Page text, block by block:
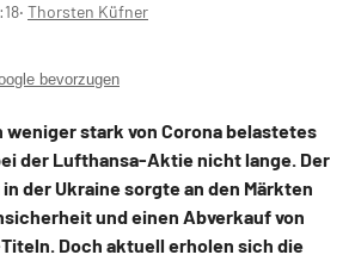
‧ Thorsten Küfner
bevorzugen
weniger stark von Corona belastetes
der Lufthansa-Aktie nicht lange. Der
der Ukraine sorgte an den Märkten
und einen Abverkauf von
Doch aktuell erholen sich die